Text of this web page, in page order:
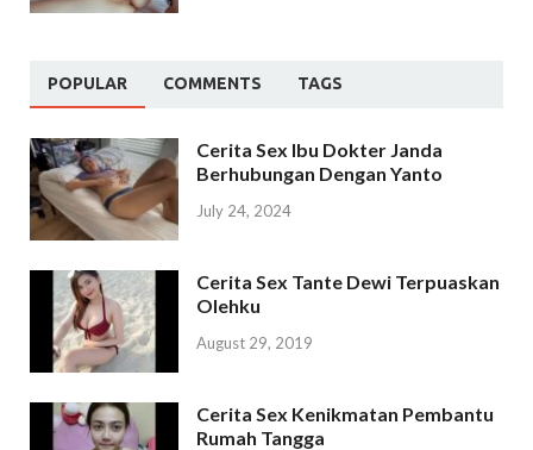
POPULAR COMMENTS TAGS
Cerita Sex Ibu Dokter Janda
Berhubungan Dengan Yanto
July 24, 2024
Cerita Sex Tante Dewi Terpuaskan
Olehku
August 29, 2019
Cerita Sex Kenikmatan Pembantu
Rumah Tangga